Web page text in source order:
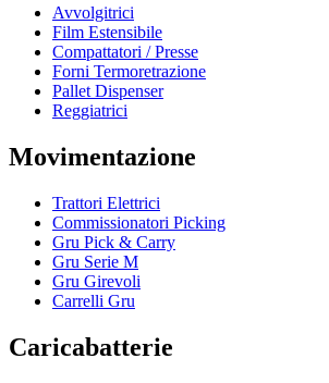
Avvolgitrici
Film Estensibile
Compattatori / Presse
Forni Termoretrazione
Pallet Dispenser
Reggiatrici
Movimentazione
Trattori Elettrici
Commissionatori Picking
Gru Pick & Carry
Gru Serie M
Gru Girevoli
Carrelli Gru
Caricabatterie